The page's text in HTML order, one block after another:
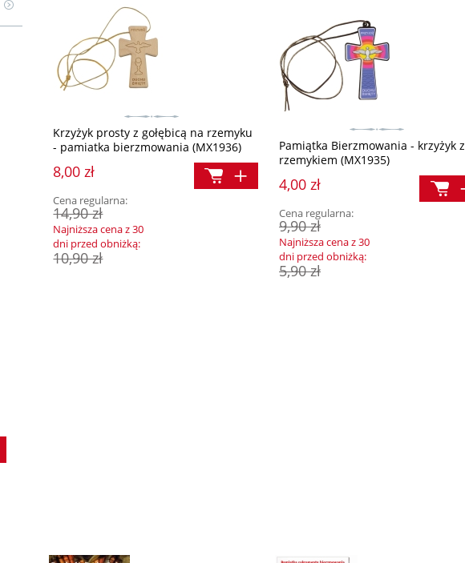
Krzyżyk prosty z gołębicą na rzemyku
- pamiatka bierzmowania (MX1936)
8,00 zł
Cena regularna:
14,90 zł
Najniższa cena z 30
dni przed obniżką:
10,90 zł
Pamiątka Bierzmowania - krzyżyk z
rzemykiem (MX1935)
4,00 zł
Cena regularna:
9,90 zł
Najniższa cena z 30
dni przed obniżką:
5,90 zł